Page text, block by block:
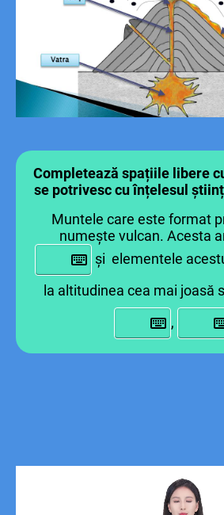
Completează spațiile libere
se potrivesc cu înțelesul
Muntele care este format
numește vulcan. Acesta
și elementele
la altitudinea cea mai joasă
,